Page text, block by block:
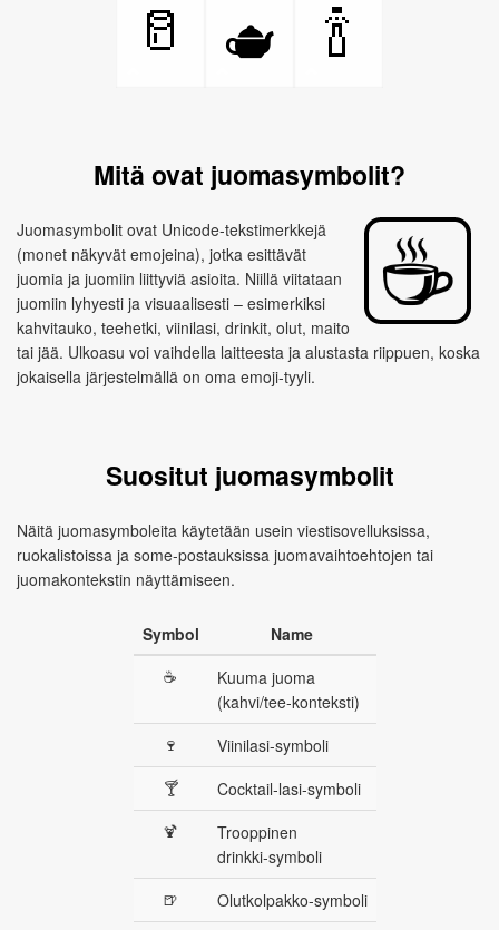
🥛 🫖 🍾
Mitä ovat juomasymbolit?
Juomasymbolit ovat Unicode‑tekstimerkkejä
(monet näkyvät emojeina), jotka esittävät
juomia ja juomiin liittyviä asioita. Niillä viitataan
juomiin lyhyesti ja visuaalisesti – esimerkiksi
kahvitauko, teehetki, viinilasi, drinkit, olut, maito
tai jää. Ulkoasu voi vaihdella laitteesta ja alustasta riippuen, koska
jokaisella järjestelmällä on oma emoji‑tyyli.
Suositut juomasymbolit
Näitä juomasymboleita käytetään usein viestisovelluksissa,
ruokalistoissa ja some‑postauksissa juomavaihtoehtojen tai
juomakontekstin näyttämiseen.
Symbol
Name
☕
Kuuma juoma
(kahvi/tee‑konteksti)
🍷
Viinilasi‑symboli
🍸
Cocktail‑lasi‑symboli
🍹
Trooppinen
drinkki‑symboli
🍺
Olutkolpakko‑symboli